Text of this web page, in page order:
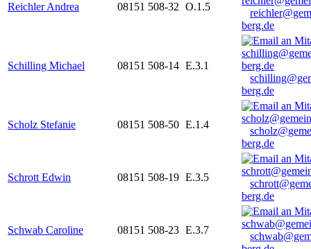
Reichler Andrea 08151 508-32 O.1.5
berg.de
Schilling Michael 08151 508-14 E.3.1
berg.de
Scholz Stefanie 08151 508-50 E.1.4
berg.de
Schrott Edwin 08151 508-19 E.3.5
berg.de
Schwab Caroline 08151 508-23 E.3.7